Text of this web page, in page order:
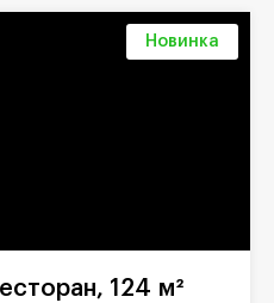
Новинка
124 м²